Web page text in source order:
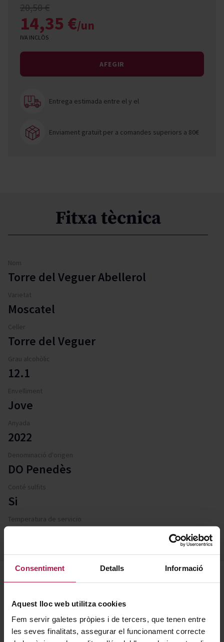
Consentiment Detalls Informació
Aquest lloc web utilitza cookies
Fem servir galetes pròpies i de tercers, que tenen entre
les seves finalitats, assegurar el funcionament correcte
20,50 €
14,35 €/un
IVA INCLÒS
AFEGIR
Entrega estimada entre ely el
Enviament gratuït per a comandes superiors a 80€
Fitxa tècnica
Nom
Torre del Veguer Abellerol
Varietat
Moscatel
Celler
Torre del Veguer
Grau alcohòlic
12.1
Envelliment
Jove
Anyada
2022
Denominació d'origen
DO Penedès
Conté sulfits
Si
Temperatura de servicio
Descripció
Elaborat per un dels cellers històrics de la zona,